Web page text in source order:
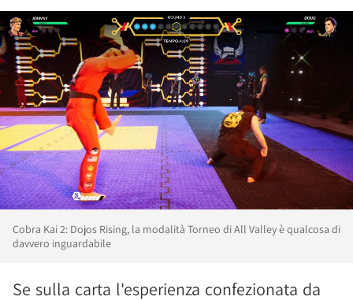
Cobra Kai 2: Dojos Rising, la modalità Torneo di All Valley è qualcosa di
davvero inguardabile
Se sulla carta l'esperienza confezionata da